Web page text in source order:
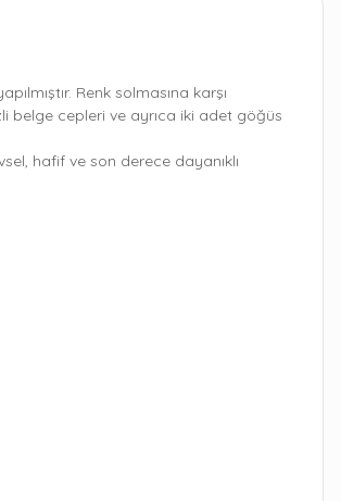
Renk solmasına karşı
belge cepleri ve ayrıca iki adet göğüs
hafif ve son derece dayanıklı